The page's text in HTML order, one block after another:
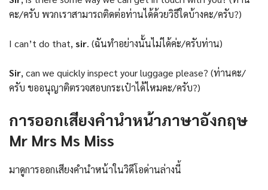
คะ/ครับ พวกเราสามารถติดต่อท่านได้ด้วยวิธีใดบ้างคะ/ครับ?)
I can’t do that, sir. (ฉันทำอย่างนั้นไม่ได้ค่ะ/ครับท่าน)
Sir, can we quickly inspect your luggage please? (ท่านคะ/
ครับ ขออนุญาติตรวจสอบกระเป๋าได้ไหมคะ/ครับ?)
การออกเสียงคำนำหน้าภาษาอังกฤษ
Mr Mrs Ms Miss
มาดูการออกเสียงคำนำหน้าในวิดีโอด่านล่างนี้